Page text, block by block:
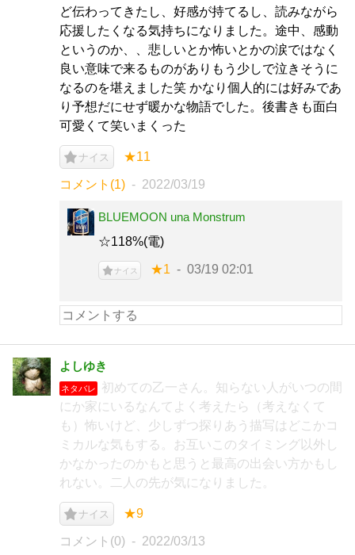
ど伝わってきたし、好感が持てるし、読みながら
応援したくなる気持ちになりました。途中、感動
というのか、、悲しいとか怖いとかの涙ではなく
良い意味で来るものがありもう少しで泣きそうに
なるのを堪えました笑 かなり個人的には好みであ
り予想だにせず暖かな物語でした。後書きも面白
可愛くて笑いまくった
ナイス ★11
コメント(1) 2022/03/19
BLUEMOON una Monstrum
☆118%(電)
ナイス ★1 03/19 02:01
よしゆき
ネタバレ
初めての乙一さん。知らない人がいつの間
にか家にいるなんてよく考えたら（考えなくて
も）怖いけど、少しずつ探りあう描写はどこかコ
ミカルな気もする。お互いこのタイミング以外し
かなかったのかもと思うと最高の出会い方かもし
れない。二人の先が気になりました。
ナイス ★9
コメント(0) 2022/03/13